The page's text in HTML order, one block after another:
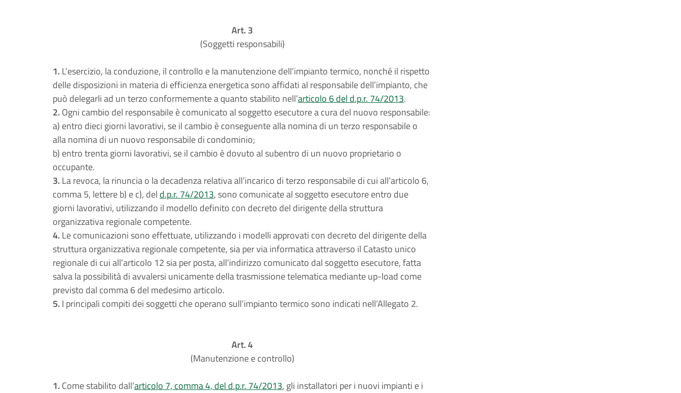
Art. 3
(Soggetti responsabili)
1.L’esercizio, la conduzione, il controllo e la manutenzione dell’impianto termico, nonché il rispetto
delle disposizioni in materia di efficienza energetica sono affidati al responsabile dell’impianto, che
può delegarli ad un terzo conformemente a quanto stabilito nell’articolo 6 del d.p.r. 74/2013.
2.Ogni cambio del responsabile è comunicato al soggetto esecutore a cura del nuovo responsabile:
a) entro dieci giorni lavorativi, se il cambio è conseguente alla nomina di un terzo responsabile o
alla nomina di un nuovo responsabile di condominio;
b) entro trenta giorni lavorativi, se il cambio è dovuto al subentro di un nuovo proprietario o
occupante.
3.La revoca, la rinuncia o la decadenza relativa all’incarico di terzo responsabile di cui all’articolo 6,
comma 5, lettere b) e c), del d.p.r. 74/2013, sono comunicate al soggetto esecutore entro due
giorni lavorativi, utilizzando il modello definito con decreto del dirigente della struttura
organizzativa regionale competente.
4.Le comunicazioni sono effettuate, utilizzando i modelli approvati con decreto del dirigente della
struttura organizzativa regionale competente, sia per via informatica attraverso il Catasto unico
regionale di cui all’articolo 12 sia per posta, all’indirizzo comunicato dal soggetto esecutore, fatta
salva la possibilità di avvalersi unicamente della trasmissione telematica mediante up-load come
previsto dal comma 6 del medesimo articolo.
5.I principali compiti dei soggetti che operano sull’impianto termico sono indicati nell’Allegato 2.
Art. 4
(Manutenzione e controllo)
1.Come stabilito dall’articolo 7, comma 4, del d.p.r. 74/2013, gli installatori per i nuovi impianti e i